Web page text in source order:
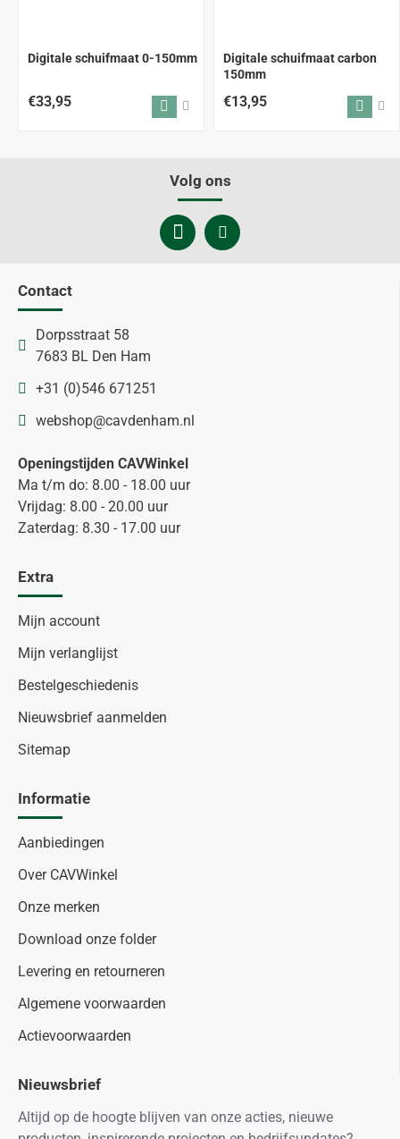
Digitale schuifmaat 0-150mm
€33,95
Digitale schuifmaat carbon
150mm
€13,95
Volg ons
Contact
Dorpsstraat 58
7683 BL Den Ham
+31 (0)546 671251
webshop@cavdenham.nl
Openingstijden CAVWinkel
Ma t/m do: 8.00 - 18.00 uur
Vrijdag: 8.00 - 20.00 uur
Zaterdag: 8.30 - 17.00 uur
Extra
Mijn account
Mijn verlanglijst
Bestelgeschiedenis
Nieuwsbrief aanmelden
Sitemap
Informatie
Aanbiedingen
Over CAVWinkel
Onze merken
Download onze folder
Levering en retourneren
Algemene voorwaarden
Actievoorwaarden
Nieuwsbrief
Altijd op de hoogte blijven van onze acties, nieuwe